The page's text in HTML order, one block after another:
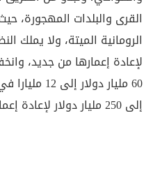
القرى والبلدات المهجورة،
الرومانية الميتة، ولا يملك
لإعادة إعمارها من جديد،
60 مليار
إلى 250 مليار دولار لإعادة إعمار ما دمرته الحرب".